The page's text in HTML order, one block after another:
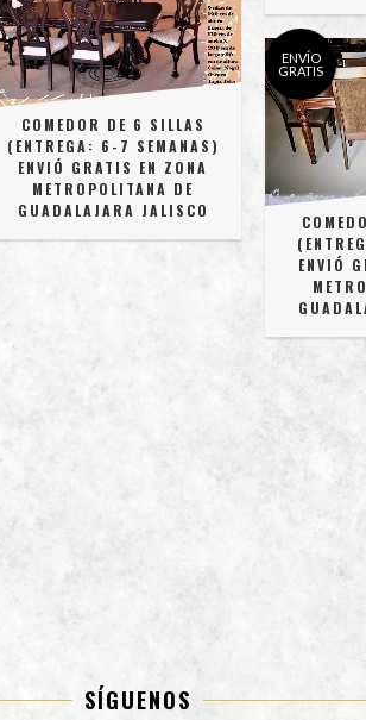
COMEDOR DE 6 SILLAS
(ENTREGA: 6-7 SEMANAS)
ENVIÓ GRATIS EN ZONA
METROPOLITANA DE
GUADALAJARA JALISCO
ENVÍO
GRATIS
ENVIÓ
SÍGUENOS